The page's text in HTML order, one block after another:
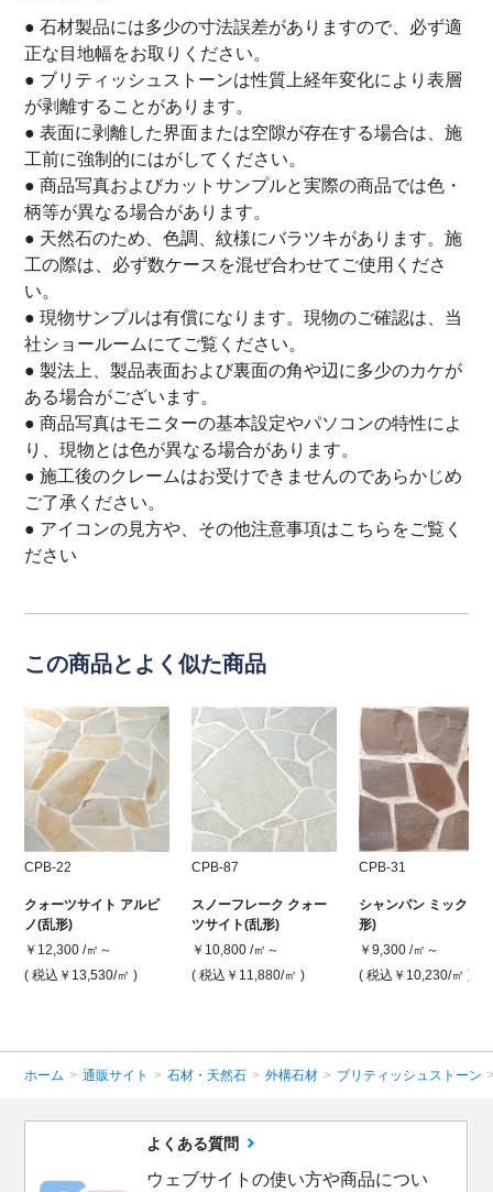
● 石材製品には多少の寸法誤差がありますので、必ず適
正な目地幅をお取りください。
● ブリティッシュストーンは性質上経年変化により表層
が剥離することがあります。
● 表面に剥離した界面または空隙が存在する場合は、施
工前に強制的にはがしてください。
● 商品写真およびカットサンプルと実際の商品では色・
柄等が異なる場合があります。
● 天然石のため、色調、紋様にバラツキがあります。施
工の際は、必ず数ケースを混ぜ合わせてご使用くださ
い。
● 現物サンプルは有償になります。現物のご確認は、当
社ショールームにてご覧ください。
● 製法上、製品表面および裏面の角や辺に多少のカケが
ある場合がございます。
● 商品写真はモニターの基本設定やパソコンの特性によ
り、現物とは色が異なる場合があります。
● 施工後のクレームはお受けできませんのであらかじめ
ご了承ください。
● アイコンの見方や、その他注意事項はこちら をご覧く
ださい
この商品とよく似た商品
CPB-22
クォーツサイト アルビ
ノ(乱形)
￥12,300 /㎡～
( 税込￥13,530/㎡ )
CPB-87
スノーフレーク クォー
ツサイト(乱形)
￥10,800 /㎡～
( 税込￥11,880/㎡ )
CPB-31
シャンパン ミックス(
形)
￥9,300 /㎡～
( 税込￥10,230/㎡ )
ホーム > 通販サイト > 石材・天然石 > 外構石材 > ブリティッシュストーン
よくある質問
ウェブサイトの使い方や商品につい